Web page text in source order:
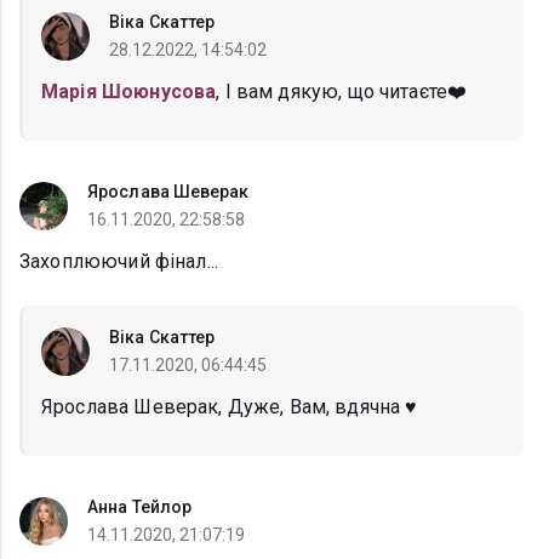
Віка Скаттер
28.12.2022, 14:54:02
Марія Шоюнусова, І вам дякую, що читаєте❤️
Ярослава Шеверак
16.11.2020, 22:58:58
Захоплюючий фінал...
Віка Скаттер
17.11.2020, 06:44:45
Ярослава Шеверак, Дуже, Вам, вдячна ♥️
Анна Тейлор
14.11.2020, 21:07:19